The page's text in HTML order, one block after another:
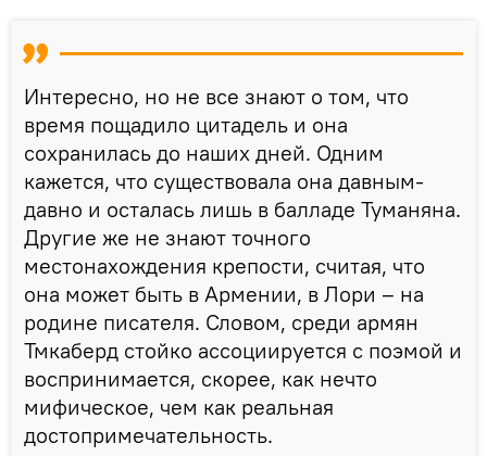
Интересно, но не все знают о том, что
время пощадило цитадель и она
сохранилась до наших дней. Одним
кажется, что существовала она давным-
давно и осталась лишь в балладе Туманяна.
Другие же не знают точного
местонахождения крепости, считая, что
она может быть в Армении, в Лори – на
родине писателя. Словом, среди армян
Тмкаберд стойко ассоциируется с поэмой и
воспринимается, скорее, как нечто
мифическое, чем как реальная
достопримечательность.